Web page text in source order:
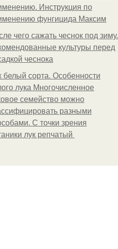
Инструкция по
фунгицида Максим
чего сажать чеснок под зиму.
культуры перед
чеснока
белый сорта. Особенности
лука Многочисленное
семейство можно
разными
С точки зрения
лук репчатый